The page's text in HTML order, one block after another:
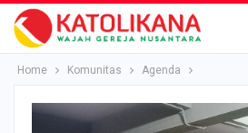
Home Komunitas Agenda